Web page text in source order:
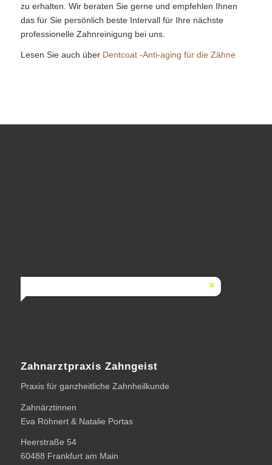
zu erhalten. Wir beraten Sie gerne und empfehlen Ihnen
das für Sie persönlich beste Intervall für Ihre nächste
professionelle Zahnreinigung bei uns.
Lesen Sie auch über Dentcoat -Anti-aging für die Zähne
Zahnarztpraxis Zahngeist
Praxis für ganzheitliche Zahnheilkunde
Zahnärztinnen
Eva Röhnert & Natalie Portas
Heerstraße 54
60488 Frankfurt am Main